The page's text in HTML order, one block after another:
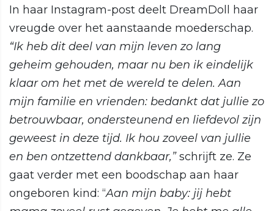
In haar Instagram-post deelt DreamDoll haar
vreugde over het aanstaande moederschap.
“Ik heb dit deel van mijn leven zo lang
geheim gehouden, maar nu ben ik eindelijk
klaar om het met de wereld te delen. Aan
mijn familie en vrienden: bedankt dat jullie zo
betrouwbaar, ondersteunend en liefdevol zijn
geweest in deze tijd. Ik hou zoveel van jullie
en ben ontzettend dankbaar,”schrijft ze. Ze
gaat verder met een boodschap aan haar
ongeboren kind: “Aan mijn baby: jij hebt